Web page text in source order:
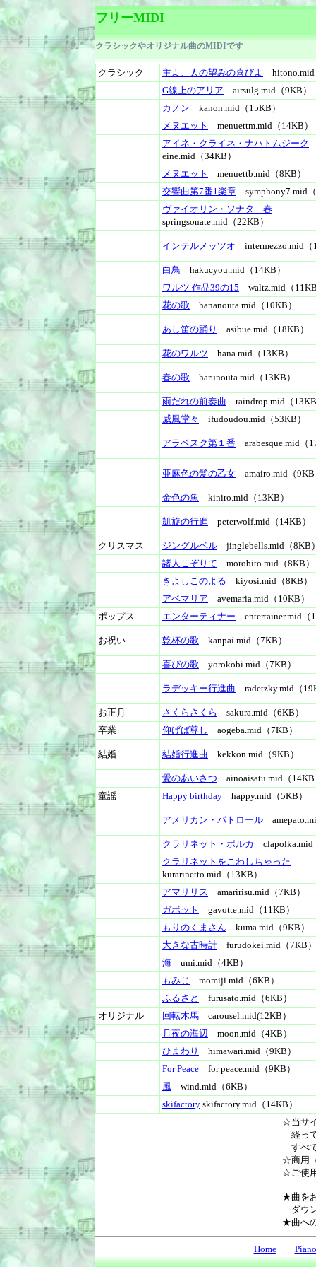
フリーMIDI
クラシックやオリジナル曲のMIDIです
クラシック 主よ、人の望みの喜びよ
hitono.mid
G線上のアリア airsulg.mid（9KB）
カノン kanon.mid（15KB）
メヌエット
menuettm.mid（14KB）
アイネ・クライネ・ナハトムジーク
eine.mid（34KB）
メヌエット
menuettb.mid（8KB）
交響曲第7番1楽章 symphony7.mid
ヴァイオリン・ソナタ 春
springsonate.mid（22KB）
インテルメッツオ intermezzo.mid（
白鳥 hakucyou.mid（14KB）
ワルツ 作品39の15 waltz.mid（
花の歌 hananouta.mid（10KB）
あし笛の踊り asibue.mid（18KB）
花のワルツ hana.mid（13KB）
春の歌 harunouta.mid（13KB）
雨だれの前奏曲 raindrop.mid（
威風堂々
ifudoudou.mid（53KB）
アラベスク第１番 arabesque.mid（
亜麻色の髪の乙女 amairo.mid（
金色の魚 kiniro.mid（13KB）
凱旋の行進 peterwolf.mid（14KB）
クリスマス ジングルベル jinglebells.mid（8KB
諸人こぞりて morobito.mid（8KB）
きよしこのよる kiyosi.mid（8KB）
アベマリア avemaria.mid（10KB）
ポップス
エンターティナー entertainer.mid（
お祝い 乾杯の歌 kanpai.mid（7KB）
喜びの歌 yorokobi.mid（7KB）
ラデッキー行進曲 radetzky.mid（
お正月 さくらさくら
sakura.mid（6KB）
卒業
仰げば尊し aogeba.mid（7KB）
結婚 結婚行進曲 kekkon.mid（9KB）
愛のあいさつ ainoaisatu.mid（
童謡
Happy birthday happy.mid（5KB）
アメリカン・パトロール
クラリネット・ポルカ
clapolka.mid
クラリネットをこわしちゃった
kurarinetto.mid（13KB）
アマリリス amaririsu.mid（7KB）
ガボット
gavotte.mid（11KB）
もりのくまさん kuma.mid（9KB）
大きな古時計 furudokei.mid（7KB）
海 umi.mid（4KB）
もみじ
momiji.mid（6KB）
ふるさと
furusato.mid（6KB）
オリジナル
回転木馬 carousel.mid(12KB）
月夜の海辺 moon.mid（4KB）
ひまわり
himawari.mid（9KB）
For Peace for peace.mid（9KB）
風 wind.mid（6KB）
skifactory skifactory.mid（14KB）
☆当サ
経っ
すべ
☆商用
☆ご使
★曲を
ダウ
★曲へ
Home Piano